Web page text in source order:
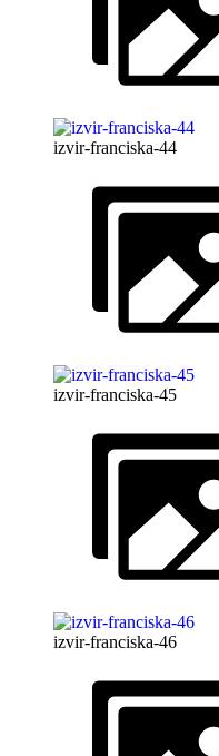
izvir-franciska-44
izvir-franciska-45
izvir-franciska-46